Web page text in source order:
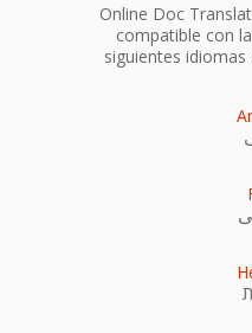
Online Doc
compatible con
siguientes idiomas